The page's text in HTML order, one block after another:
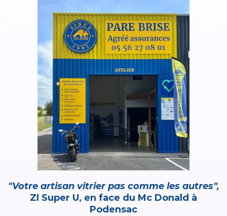
"Votre artisan vitrier pas comme les autres",
ZI Super U, en face du Mc Donald à
Podensac